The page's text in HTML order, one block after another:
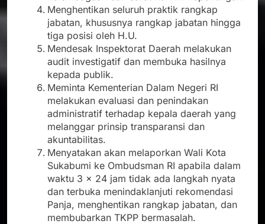
Menghentikan seluruh praktik rangkap
jabatan, khususnya rangkap jabatan hingga
tiga posisi oleh H.U.
Mendesak Inspektorat Daerah melakukan
audit investigatif dan membuka hasilnya
kepada publik.
Meminta Kementerian Dalam Negeri RI
melakukan evaluasi dan penindakan
administratif terhadap kepala daerah yang
melanggar prinsip transparansi dan
akuntabilitas.
Menyatakan akan melaporkan Wali Kota
Sukabumi ke Ombudsman RI apabila dalam
waktu 3 x 24 jam tidak ada langkah nyata
dan terbuka menindaklanjuti rekomendasi
Panja, menghentikan rangkap jabatan, dan
membubarkan TKPP bermasalah.